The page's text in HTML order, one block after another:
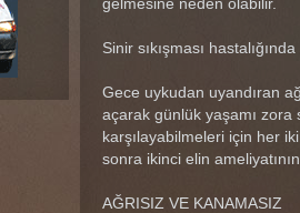
Sinir sıkışması
Gece uykudan uyandıran
açarak günlük yaşamı zora
karşılayabilmeleri için her
sonra ikinci elin
AĞRISIZ VE KANAMASIZ